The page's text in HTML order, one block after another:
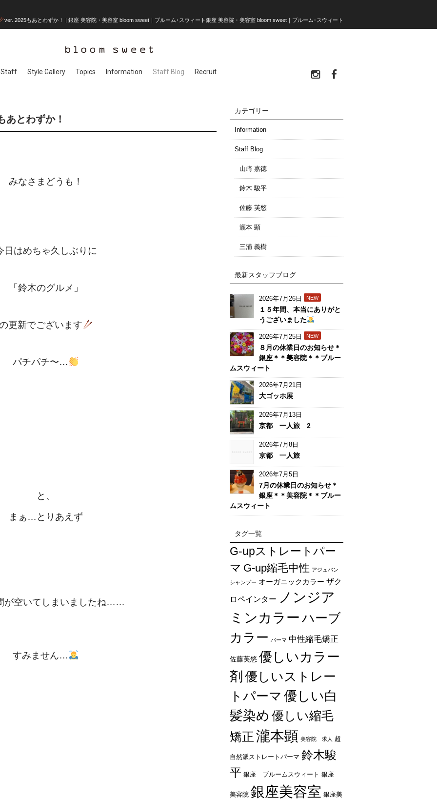
ver. 2025もあとわずか！ | 銀座 美容院・美容室 bloom sweet｜ブルーム･スウィート銀座 美容院・美容室 bloom sweet｜ブルーム･スウィート
Staff Style Gallery Topics Information Staff Blog Recruit
あとわずか！
みなさまどうも！
日はめちゃ久しぶりに
「鈴木のグルメ」
更新でございます
パチパチ〜…
と、
まぁ…とりあえず
が空いてしまいましたね……
すみません…
カテゴリー
Information
Staff Blog
山崎 嘉徳
鈴木 駿平
佐藤 芙悠
瀧本 顕
三浦 義樹
最新スタッフブログ
2026年7月26日 NEW
１５年間、本当にありがと
うございました
2026年7月25日 NEW
８月の休業日のお知らせ＊
銀座＊＊美容院＊＊ブルー
ムスウィート
2026年7月21日
大ゴッホ展
2026年7月13日
京都 一人旅 2
2026年7月8日
京都 一人旅
2026年7月5日
7月の休業日のお知らせ＊
銀座＊＊美容院＊＊ブルー
ムスウィート
タグ一覧
G-upストレートパー
マ G-up縮毛中性 アジュバン
シャンプー オーガニックカラー ザク
ロペインター
ノンジア
ミンカラー ハーブ
カラー パーマ 中性縮毛矯正
佐藤芙悠 優しいカラー
剤 優しいストレー
トパーマ 優しい白
髪染め 優しい縮毛
矯正 瀧本顕 美容院 求人 超
自然派ストレートパーマ 鈴木駿
平 銀座 ブルームスウィート 銀座
美容院 銀座美容室 銀座美